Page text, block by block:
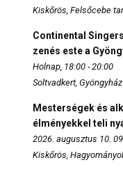
Kiskőrös, Felsőcebe
Continental
zenés este a
Holnap, 18:00 - 20:00
Soltvadkert,
Mesterségek és
élményekkel teli
2026. augusztus 10.
Kiskőrös,